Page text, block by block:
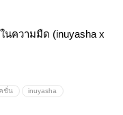
นความมืด (inuyasha x
ชั่น inuyasha